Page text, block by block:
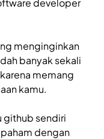
menginginkan
banyak sekali
memang
kamu.
github sendiri
dengan